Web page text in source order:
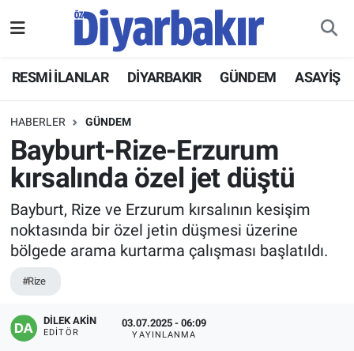
RESMİ İLANLAR DİYARBAKIR GÜNDEM ASAYİŞ
HABERLER GÜNDEM
Bayburt-Rize-Erzurum
kırsalında özel jet düştü
Bayburt, Rize ve Erzurum kırsalının kesişim
noktasında bir özel jetin düşmesi üzerine
bölgede arama kurtarma çalışması başlatıldı.
#Rize
DİLEK AKİN
EDITÖR
03.07.2025 - 06:09
YAYINLANMA
ASAYİŞ
DİYARBAKIR
EKONOMİ
GÜNDEM
BÖLGE
KÜLTÜR SANAT
Hava Durumu
Namaz Vakitleri
Trafik Durumu
Süper Lig Puan Durumu ve Fikstür
Tüm Manşetler